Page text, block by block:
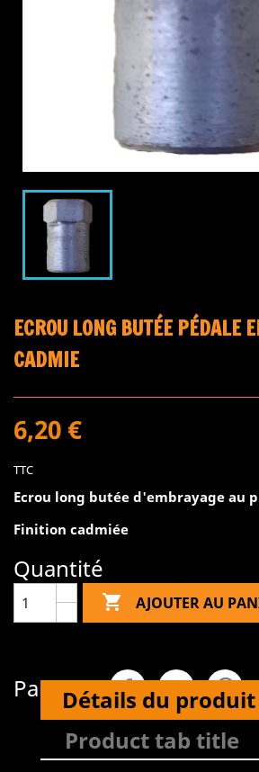
ECROU LONG BUTÉE PÉDALE
CADMIE
6,20 €
TTC
Ecrou long butée d'embrayage au
Finition cadmiée
Quantité
 AJOUTER AU
PartagerDétails du produit
Product tab title